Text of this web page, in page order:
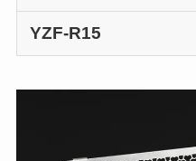
YZF-R15